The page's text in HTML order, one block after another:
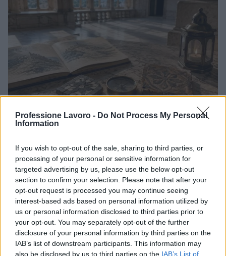
Professione Lavoro - Do Not Process My Personal
Information
If you wish to opt-out of the sale, sharing to third parties, or
processing of your personal or sensitive information for
targeted advertising by us, please use the below opt-out
section to confirm your selection. Please note that after your
opt-out request is processed you may continue seeing
interest-based ads based on personal information utilized by
us or personal information disclosed to third parties prior to
your opt-out. You may separately opt-out of the further
disclosure of your personal information by third parties on the
IAB’s list of downstream participants. This information may
also be disclosed by us to third parties on the IAB’s List of
La candidatura di Irsina per Capitale Italiana della
Cultura 2029
BREAKING NEWS